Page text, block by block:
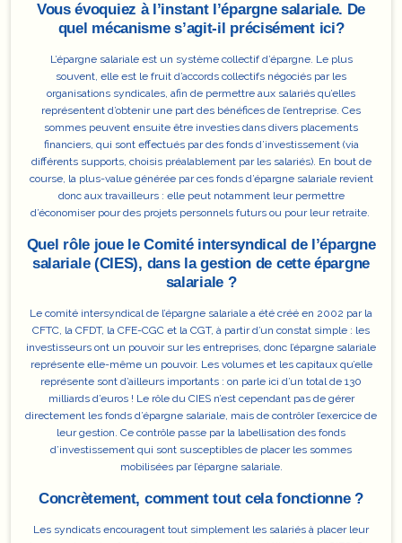
Vous évoquiez à l’instant l’épargne salariale. De
quel mécanisme s’agit-il précisément ici?
L’épargne salariale est un système collectif d’épargne. Le plus
souvent, elle est le fruit d’accords collectifs négociés par les
organisations syndicales, afin de permettre aux salariés qu’elles
représentent d’obtenir une part des bénéfices de l’entreprise. Ces
sommes peuvent ensuite être investies dans divers placements
financiers, qui sont effectués par des fonds d’investissement (via
différents supports, choisis préalablement par les salariés). En bout de
course, la plus-value générée par ces fonds d’épargne salariale revient
donc aux travailleurs : elle peut notamment leur permettre
d’économiser pour des projets personnels futurs ou pour leur retraite.
Quel rôle joue le Comité intersyndical de l’épargne
salariale (CIES), dans la gestion de cette épargne
salariale ?
Le comité intersyndical de l’épargne salariale a été créé en 2002 par la
CFTC, la CFDT, la CFE-CGC et la CGT, à partir d’un constat simple : les
investisseurs ont un pouvoir sur les entreprises, donc l’épargne salariale
représente elle-même un pouvoir. Les volumes et les capitaux qu’elle
représente sont d’ailleurs importants : on parle ici d’un total de 130
milliards d’euros ! Le rôle du CIES n’est cependant pas de gérer
directement les fonds d’épargne salariale, mais de contrôler l’exercice de
leur gestion. Ce contrôle passe par la labellisation des fonds
d’investissement qui sont susceptibles de placer les sommes
mobilisées par l’épargne salariale.
Concrètement, comment tout cela fonctionne ?
Les syndicats encouragent tout simplement les salariés à placer leur